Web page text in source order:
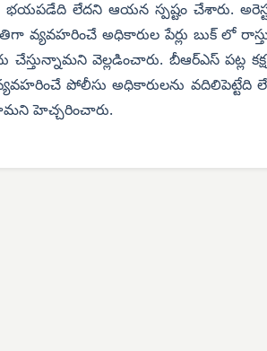
లేదని ఆయన స్పష్టం చేశారు.
అధికారుల పేర్లు బుక్ లో
వెల్లడించారు. బీఆర్ఎస్ పట్ల
పోలీసు అధికారులను
హెచ్చరించారు.